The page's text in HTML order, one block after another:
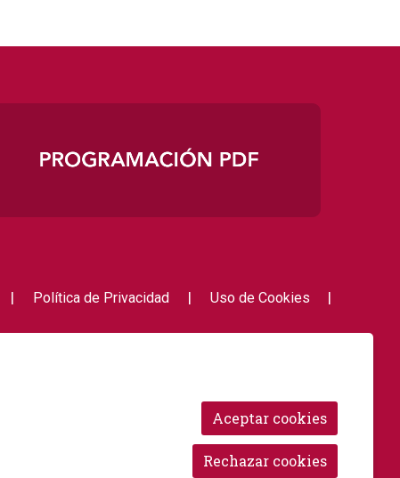
| Política de Privacidad | Uso de Cookies |
Aceptar cookies
Rechazar cookies